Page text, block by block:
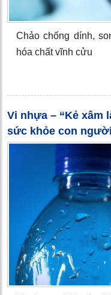
Chảo chống dính,
hóa chất vĩnh cửu
Vi nhựa – “Kẻ xâm
sức khỏe con người